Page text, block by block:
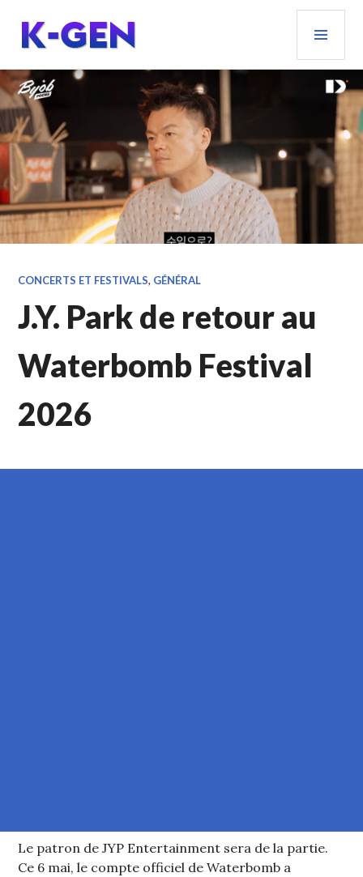
contenu
principal
K-GEN
CONCERTS ET FESTIVALS, GÉNÉRAL
J.Y. Park de retour au
Waterbomb Festival
2026
Le patron de JYP Entertainment sera de la partie.
Ce 6 mai, le compte officiel de Waterbomb a